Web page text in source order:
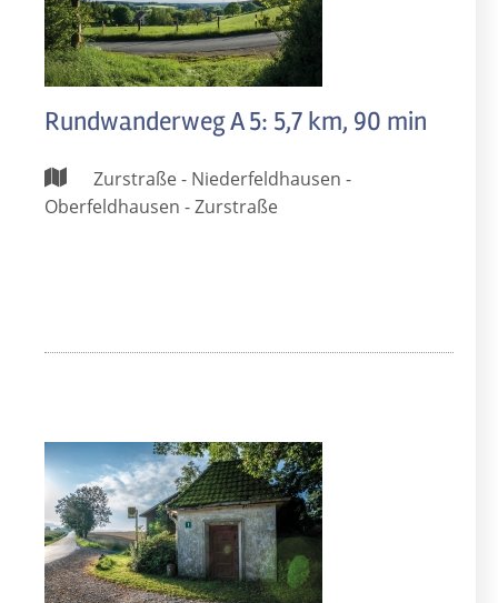
Rundwanderweg A 5: 5,7 km, 90 min
Zurstraße - Niederfeldhausen -
Oberfeldhausen - Zurstraße